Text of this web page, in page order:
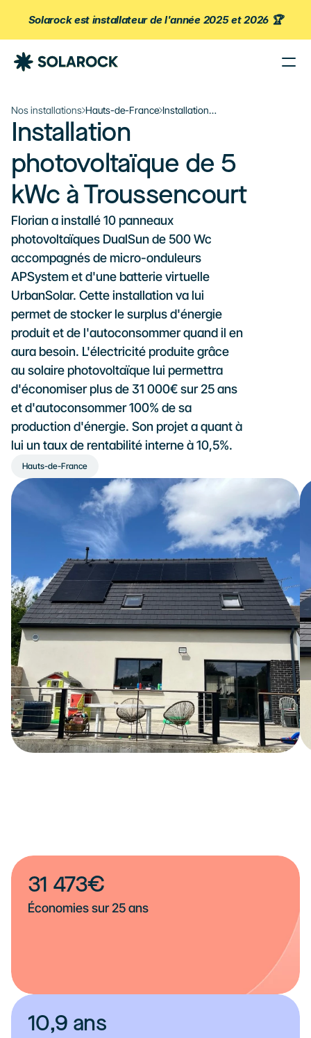
Solarock est installateur de l'année 2025 et 2026 🏆
Nos Installations
À propos
Parrainage
Blog
À propos de Solarock
Nos produits
‍01 89 71 71 48
J’estime mon projet
Nos installations Hauts-de-France Installation
Installation
photovoltaïque de 5
kWc à Troussencourt
Florian a installé 10 panneaux
photovoltaïques DualSun de 500 Wc
accompagnés de micro-onduleurs
APSystem et d'une batterie virtuelle
UrbanSolar. Cette installation va lui
permet de stocker le surplus d'énergie
produit et de l'autoconsommer quand il en
aura besoin. L'électricité produite grâce
au solaire photovoltaïque lui permettra
d'économiser plus de 31 000€ sur 25 ans
et d'autoconsommer 100% de sa
production d'énergie. Son projet a quant à
lui un taux de rentabilité interne à 10,5%.
Hauts-de-France
10,9 ans
31 473€
Économies sur 25 ans